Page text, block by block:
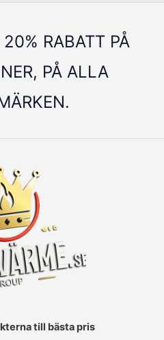
RABATT PÅ
PÅ ALLA
till bästa pris